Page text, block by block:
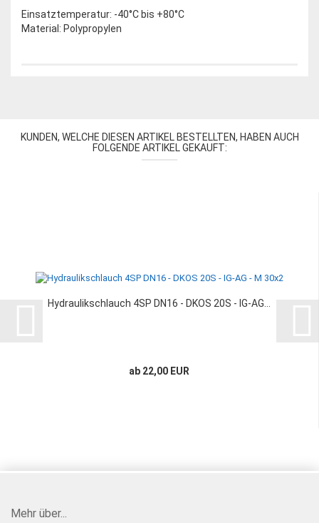
Einsatztemperatur: -40°C bis +80°C
Material: Polypropylen
KUNDEN, WELCHE DIESEN ARTIKEL BESTELLTEN, HABEN AUCH
FOLGENDE ARTIKEL GEKAUFT:
Hydraulikschlauch 4SP DN16 - DKOS 20S - IG-AG...
ab 22,00 EUR
Mehr über...